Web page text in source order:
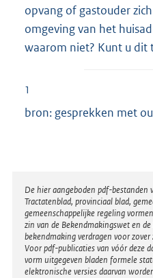
opvang of gastouder
omgeving van het
waarom niet? Kunt u dit
1
bron: gesprekken met
Disclaimer
De hier aangeboden pdf-bestanden
Tractatenblad, provinciaal blad,
gemeenschappelijke regeling
zin van de Bekendmakingswet en
bekendmaking verdragen voor
Voor pdf-publicaties van vóór deze
vorm uitgegeven bladen formele
elektronische versies daarvan